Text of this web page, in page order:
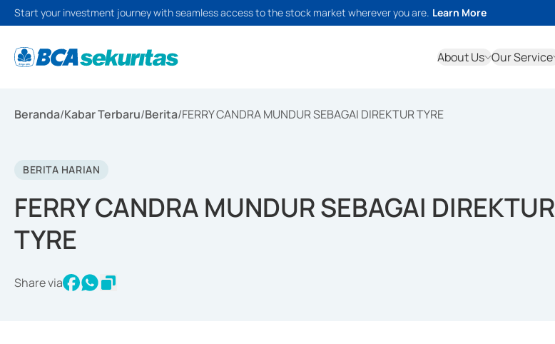
Start your investment journey with seamless access to the stock market wherever you are. Learn More
About Us Our Service
Beranda/Kabar Terbaru/Berita/FERRY CANDRA MUNDUR SEBAGAI DIREKTUR TYRE
BERITA HARIAN
FERRY CANDRA MUNDUR SEBAGAI DIREKTUR
TYRE
Share via